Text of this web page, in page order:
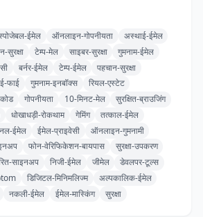
ईमेल ऑनलाइन-गोपनीयता
अस्थाई-ईमेल
सुरक्षा टेम्प-मेल साइबर-सुरक्षा
गुमनाम-ईमेल
बर्नर-ईमेल टेम्प-ईमेल
पहचान-सुरक्षा
फाई गुमनाम-इनबॉक्स
रियल-एस्टेट
गोपनीयता 10-मिनट-मेल
सुरक्षित-ब्राउजिंग
धोखाधड़ी-रोकथाम गेमिंग
तत्काल-ईमेल
ईमेल ईमेल-प्राइवेसी
ऑनलाइन-गुमनामी
फोन-वेरिफिकेशन-बायपास
सुरक्षा-उपकरण
साइनअप निजी-ईमेल जीमेल
डेवलपर-टूल्स
डिजिटल-मिनिमलिज्म
अल्पकालिक-ईमेल
नकली-ईमेल ईमेल-मास्किंग सुरक्षा